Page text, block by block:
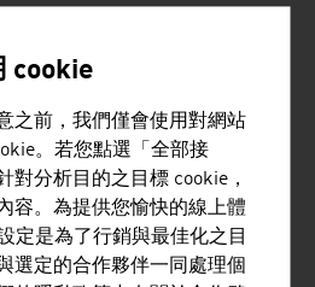
GMBH
驗，是金屬成型加工技術領域
cookie
之前，我們僅會使用對網站
。若您點選「全部接
對分析目的之目標 cookie，
容。為提供您愉快的線上體
定是為了行銷與最佳化之目
選定的合作夥伴一同處理個